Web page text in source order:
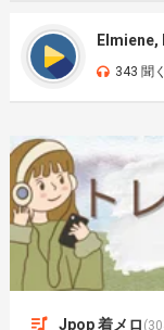
343 聞く
Jpop 着メロ